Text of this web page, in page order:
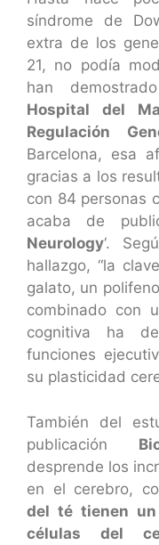
síndrome de
extra de los
21, no podía
han demostrado
Hospital del
Regulación
Barcelona, esa
gracias a los
con 84 personas
acaba de
Neurology‘.
hallazgo, “la
galato, un
combinado con
cognitiva ha
funciones
su plasticidad
También del
publicación
desprende los
en el cerebro,
del té tienen
células del